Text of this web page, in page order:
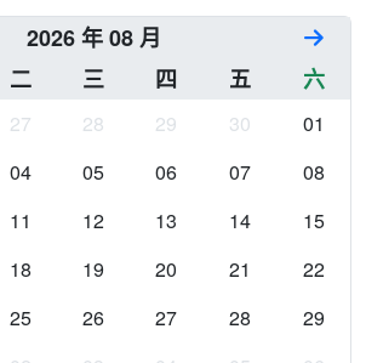
2026 年 08 月
二 三 四 五 六
27 28 29 30
01
04 05 06 07
08
11 12 13 14
15
18 19 20 21
22
25 26 27 28
29